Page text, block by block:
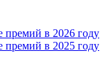
премий в 2026 году
премий в 2025 году